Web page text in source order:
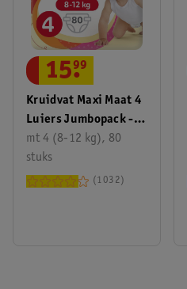
Kruidvat Maxi Maat 4
Luiers Jumbopack -
80 St
mt 4 (8-12 kg), 80
stuks
15.
99
1032